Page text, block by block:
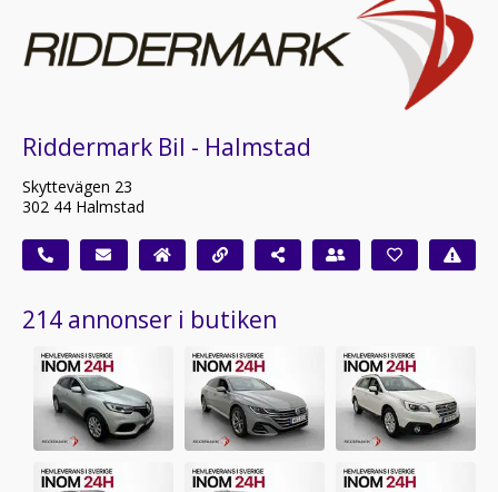
Riddermark Bil - Halmstad
Skyttevägen 23
302 44 Halmstad
214 annonser i butiken